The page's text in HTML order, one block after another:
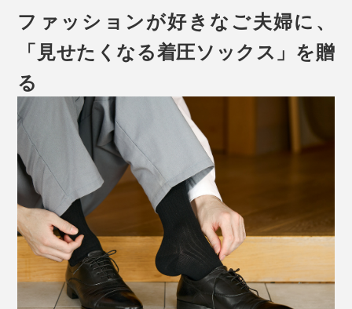
ファッションが好きなご夫婦に、
「見せたくなる着圧ソックス」を贈
る